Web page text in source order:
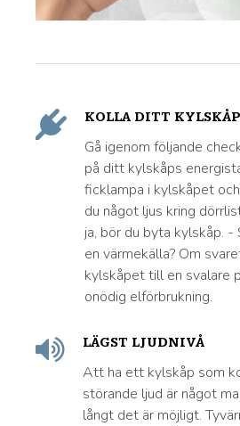
KOLLA DITT
Gå igenom följande
på ditt kylskåps
ficklampa i kylskåpet
du något ljus kring
ja, bör du byta kylskåp.
en värmekälla? Om
kylskåpet till en svalare
onödig elförbrukning.
LÄGST LJUDNIVÅ
Att ha ett kylskåp som
störande ljud är något
långt det är möjligt.